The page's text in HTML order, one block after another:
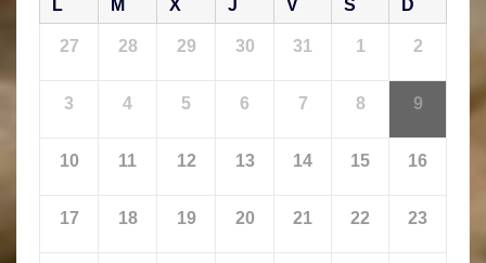
L M X J V S D
27 28 29 30 31 1 2
3 4 5 6 7 8 9
10 11 12 13 14 15 16
17 18 19 20 21 22 23